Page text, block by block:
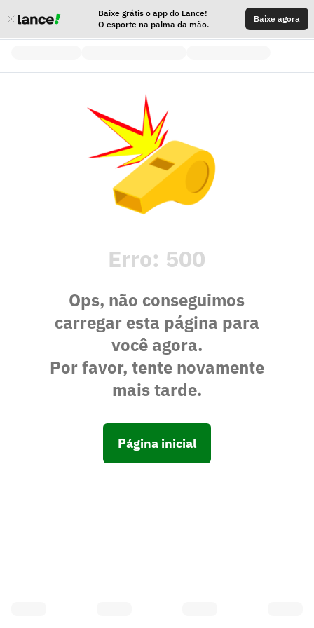
Baixe grátis o app do Lance!
O esporte na palma da mão.
Baixe agora
Erro: 500
Ops, não conseguimos
carregar esta página para
você agora.
Por favor, tente novamente
mais tarde.
Página inicial